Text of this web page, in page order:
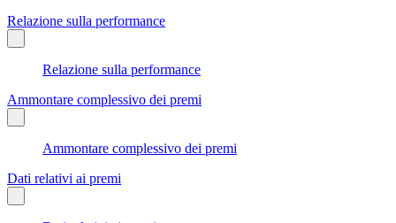
Relazione sulla performance
Relazione sulla performance
Ammontare complessivo dei premi
Ammontare complessivo dei premi
Dati relativi ai premi